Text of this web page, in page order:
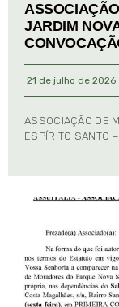
JARDIM
21 de julho de 2026
ASSOCIAÇÃO DE
ESPÍRITO SANTO